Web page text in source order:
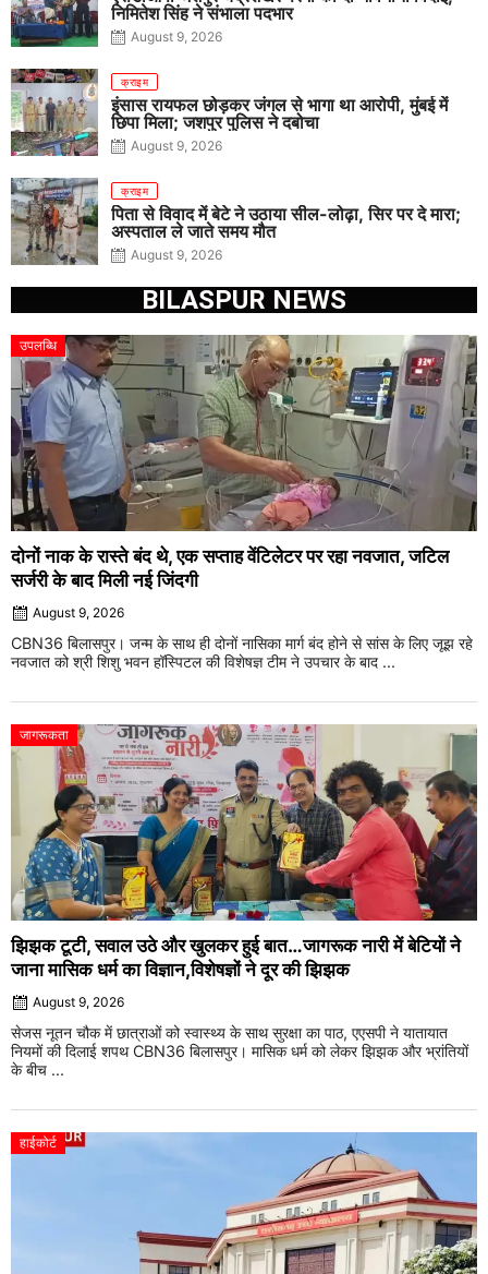
निमितेश सिंह ने संभाला पदभार
August 9, 2026
क्राइम
इंसास रायफल छोड़कर जंगल से भागा था आरोपी, मुंबई में
छिपा मिला; जशपुर पुलिस ने दबोचा
August 9, 2026
क्राइम
पिता से विवाद में बेटे ने उठाया सील-लोढ़ा, सिर पर दे मारा;
अस्पताल ले जाते समय मौत
August 9, 2026
BILASPUR NEWS
उपलब्धि
दोनों नाक के रास्ते बंद थे, एक सप्ताह वेंटिलेटर पर रहा नवजात, जटिल
सर्जरी के बाद मिली नई जिंदगी
August 9, 2026
CBN36 बिलासपुर। जन्म के साथ ही दोनों नासिका मार्ग बंद होने से सांस के लिए जूझ रहे
नवजात को श्री शिशु भवन हॉस्पिटल की विशेषज्ञ टीम ने उपचार के बाद ...
जागरूकता
झिझक टूटी, सवाल उठे और खुलकर हुई बात…जागरूक नारी में बेटियों ने
जाना मासिक धर्म का विज्ञान,विशेषज्ञों ने दूर की झिझक
August 9, 2026
सेजस नूतन चौक में छात्राओं को स्वास्थ्य के साथ सुरक्षा का पाठ, एएसपी ने यातायात
नियमों की दिलाई शपथ CBN36 बिलासपुर। मासिक धर्म को लेकर झिझक और भ्रांतियों
के बीच ...
हाईकोर्ट